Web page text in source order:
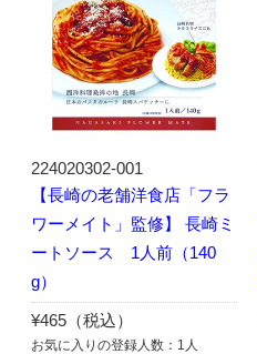
224020302-001
【長崎の老舗洋食店「フラ
ワーメイト」監修】 長崎ミ
ートソース 1人前（140
g）
¥465（税込）
お気に入りの登録人数：1人